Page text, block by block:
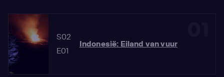
S02
E01
Indonesië: Eiland van vuur